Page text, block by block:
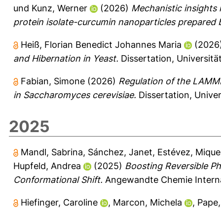
und Kunz, Werner (2026) Mechanistic insights
protein isolate-curcumin nanoparticles prepared
Heiß, Florian Benedict Johannes Maria
and Hibernation in Yeast. Dissertation,
Fabian, Simone (2026) Regulation of the
in Saccharomyces cerevisiae. Dissertation,
2025
Mandl, Sabrina, Sánchez, Janet, Estévez,
Hupfeld, Andrea
(2025) Boosting Reversible
Conformational Shift. Angewandte Chemie
Hiefinger, Caroline , Marcon, Michela ,